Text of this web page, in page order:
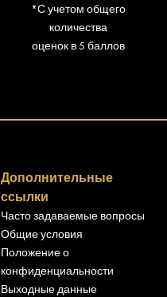
*С учетом общего
количества
оценок в 5 баллов
Дополнительные
ссылки
Часто задаваемые вопросы
Общие условия
Положение о
конфиденциальности
Выходные данные